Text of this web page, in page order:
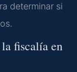
determinar si
fiscalía en